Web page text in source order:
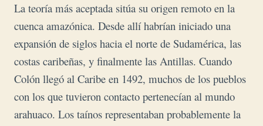
La teoría más aceptada sitúa su origen remoto en la
cuenca amazónica. Desde allí habrían iniciado una
expansión de siglos hacia el norte de Sudamérica, las
costas caribeñas, y finalmente las Antillas. Cuando
Colón llegó al Caribe en 1492, muchos de los pueblos
con los que tuvieron contacto pertenecían al mundo
arahuaco. Los taínos representaban probablemente la